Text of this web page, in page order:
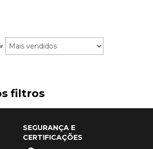
filtros
SEGURANÇA E
CERTIFICAÇÕES